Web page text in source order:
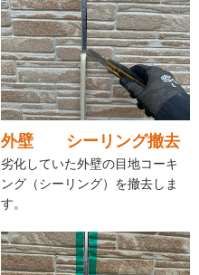
外壁 シーリング撤去
劣化していた外壁の目地コーキ
ング（シーリング）を撤去しま
す。